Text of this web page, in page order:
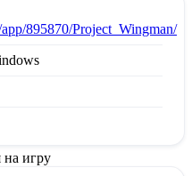
895870/Project_Wingman/
на игру